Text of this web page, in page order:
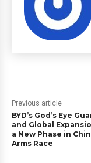
Previous article
BYD’s God’s Eye
and Global
a New Phase in
Arms Race